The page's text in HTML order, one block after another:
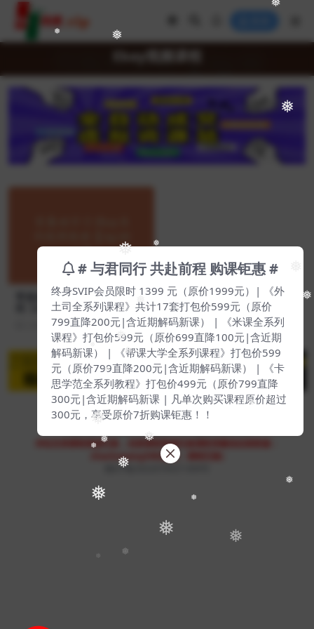
❅
❅
❅
❅
❅
❅
❅
❅
❅
❅
❅
❅
❅
❅
❅
❅
❅
❅
❅
❅
❅
Ebay视频课程
零基础学习 Ebay系列视频教
程【Ag-0004】
33 39
本站支持课程资源互换，优质课程资源互换请联系微信在线客服：
zhaokewang598(备注：课程互换)
赣ICP备2022079527-009号
# 与君同行 共赴前程 购课钜惠 #
终身SVIP会员限时 1399 元（原价1999元）| 《外
土司全系列课程》共计17套打包价599元（原价
799直降200元|含近期解码新课） | 《米课全系列
课程》打包价599元（原价699直降100元|含近期
解码新课） | 《帮课大学全系列课程》打包价599
元（原价799直降200元|含近期解码新课） | 《卡
思学范全系列教程》打包价499元（原价799直降
300元|含近期解码新课 | 凡单次购买课程原价超过
300元，享受原价7折购课钜惠！！